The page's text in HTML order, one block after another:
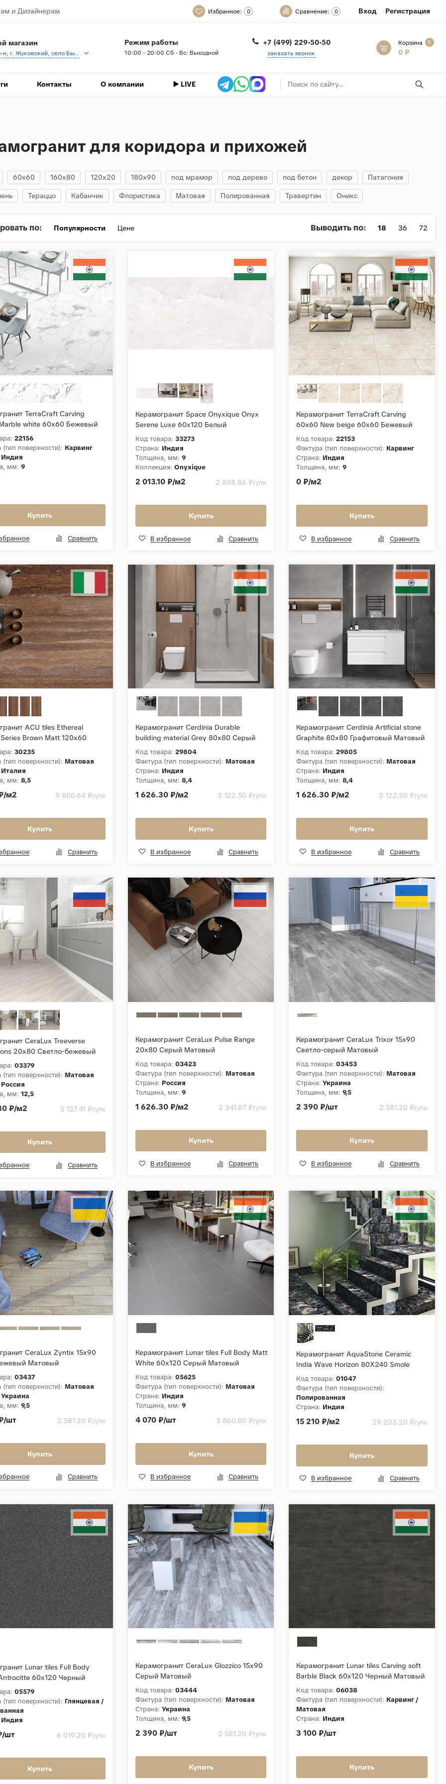
и Дизайнерам Избранное: 0 Сравнение: 0 Вход Регистрация
магазин
Раменский р-н, г. Жуковский, село Быково, кп Спартак, Береговая ул., 1
Режим работы
10:00 - 20:00 Сб - Вс: Выходной
+7 (499) 229-50-50
заказать звонок
Корзина 0
0 ₽
Контакты О компании ▶️ LIVE
для коридора и прихожей
60x60 160x80 120x20 180x90 под мрамор под дерево под бетон декор Патагония
Тераццо Кабанчик Флористика Матовая Полированная Травертин Оникс
по: Популярности Цене Выводить по: 18 36 72
TerraCraft Carving
white 60x60 Бежевый
карвинг
22156
(тип поверхности): Карвинг
Индия
мм: 9
Купить
Сравнить
Керамогранит Space Onyxique Onyx
Serene Luxe 60х120 Белый
Сатинированный
Код товара: 33273
Страна: Индия
Толщина, мм: 9
Коллекция: Onyxique
2 013.10 ₽/м2 2 898.86 ₽/упк
Купить
В избранное Сравнить
Керамогранит TerraCraft Carving
60x60 New beige 60x60 Бежевый
Матовый карвинг
Код товара: 22153
Фактура (тип поверхности): Карвинг
Страна: Индия
Толщина, мм: 9
0 ₽/м2
Купить
В избранное Сравнить
ACU tiles Ethereal
Brown Matt 120x60
Матовый
30235
(тип поверхности): Матовая
Италия
мм: 8,5
Ethereal Reverie Series
м2 9 800.64 ₽/упк
Купить
Сравнить
Керамогранит Cerdinia Durable
building material Grey 80x80 Серый
Матовый
Код товара: 29804
Фактура (тип поверхности): Матовая
Страна: Индия
Толщина, мм: 8,4
Коллекция: Durable building material
1 626.30 ₽/м2 3 122.50 ₽/упк
Купить
В избранное Сравнить
Керамогранит Cerdinia Artificial stone
Graphite 80x80 Графитовый Матовый
Код товара: 29805
Фактура (тип поверхности): Матовая
Страна: Индия
Толщина, мм: 8,4
Коллекция: Artificial stone
1 626.30 ₽/м2 3 122.50 ₽/упк
Купить
В избранное Сравнить
CeraLux Treeverse
20x80 Светло-бежевый
03379
(тип поверхности): Матовая
Россия
мм: 12,5
₽/м2 5 127.41 ₽/упк
Купить
Сравнить
Керамогранит CeraLux Pulse Range
20x80 Серый Матовый
Код товара: 03423
Фактура (тип поверхности): Матовая
Страна: Россия
Толщина, мм: 9
1 626.30 ₽/м2 2 341.87 ₽/упк
Купить
В избранное Сравнить
Керамогранит CeraLux Trixor 15x90
Светло-серый Матовый
Код товара: 03453
Фактура (тип поверхности): Матовая
Страна: Украина
Толщина, мм: 9,5
2 390 ₽/шт 2 581.20 ₽/упк
Купить
В избранное Сравнить
CeraLux Zyntix 15x90
Матовый
03437
(тип поверхности): Матовая
Украина
мм: 9,5
шт 2 581.20 ₽/упк
Купить
Сравнить
Керамогранит Lunar tiles Full Body Matt
White 60x120 Серый Матовый
Код товара: 05625
Фактура (тип поверхности): Матовая
Страна: Индия
Толщина, мм: 9
4 070 ₽/шт 5 860.80 ₽/упк
Купить
В избранное Сравнить
Керамогранит AquaStone Ceramic
India Wave Horizon 80X240 Smole
Черный Полированный
Код товара: 01047
Фактура (тип поверхности):
Полированная
Страна: Индия
Коллекция: Wave Horizon 80X240
15 210 ₽/м2 29 203.20 ₽/упк
Купить
В избранное Сравнить
Lunar tiles Full Body
60x120 Черный
05579
(тип поверхности): Глянцевая /
Индия
Full Body Glossy
шт 6 019.20 ₽/упк
Купить
Керамогранит CeraLux Glozzico 15x90
Серый Матовый
Код товара: 03444
Фактура (тип поверхности): Матовая
Страна: Украина
Толщина, мм: 9,5
2 390 ₽/шт 2 581.20 ₽/упк
Купить
Керамогранит Lunar tiles Carving soft
Barble Black 60x120 Черный Матовый
карвинг
Код товара: 06038
Фактура (тип поверхности): Карвинг /
Матовая
Страна: Индия
Коллекция:
3 100 ₽/шт
Купить